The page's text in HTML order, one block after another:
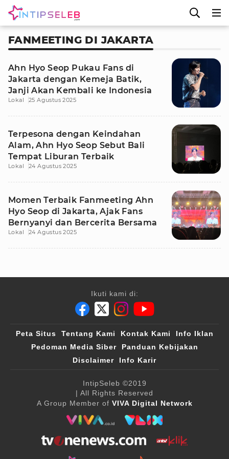
FANMEETING DI JAKARTA
Ahn Hyo Seop Pukau Fans di
Jakarta dengan Kemeja Batik,
Janji Akan Kembali ke Indonesia
Lokal 25 Agustus 2025
Terpesona dengan Keindahan
Alam, Ahn Hyo Seop Sebut Bali
Tempat Liburan Terbaik
Lokal 24 Agustus 2025
Momen Terbaik Fanmeeting Ahn
Hyo Seop di Jakarta, Ajak Fans
Bernyanyi dan Bercerita Bersama
Lokal 24 Agustus 2025
Ikuti kami di:
Peta Situs Tentang Kami Kontak Kami
Info Iklan
Pedoman Media Siber
Panduan Kebijakan
Disclaimer
Info Karir
IntipSeleb ©2019
| All Rights Reserved
A Group Member of VIVA Digital Network